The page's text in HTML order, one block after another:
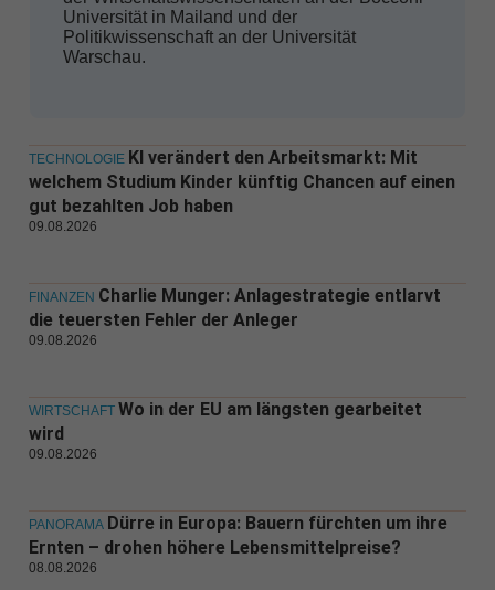
Universität in Mailand und der
Politikwissenschaft an der Universität
Warschau.
TECHNOLOGIE KI verändert den Arbeitsmarkt: Mit
welchem Studium Kinder künftig Chancen auf einen
gut bezahlten Job haben
09.08.2026
FINANZEN Charlie Munger: Anlagestrategie entlarvt
die teuersten Fehler der Anleger
09.08.2026
WIRTSCHAFT Wo in der EU am längsten gearbeitet
wird
09.08.2026
PANORAMA Dürre in Europa: Bauern fürchten um ihre
Ernten – drohen höhere Lebensmittelpreise?
08.08.2026